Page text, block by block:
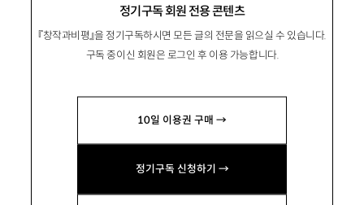
정기구독 회원 전용 콘텐츠
『창작과비평』을 정기구독하시면 모든 글의 전문을 읽으실 수 있습니다.
구독 중이신 회원은 로그인 후 이용 가능합니다.
10일 이용권 구매 →
정기구독 신청하기 →
힘
한영인韓永仁
문학평론가. 주요 평론으로 「‘문학과 정치’에 대